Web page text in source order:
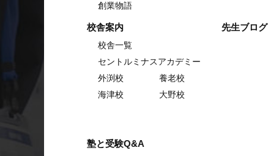
創業物語
校舎案内
校舎一覧
セントルミナスアカデミー
外渕校
養老校
海津校
大野校
先生ブログ
塾と受験Q&A